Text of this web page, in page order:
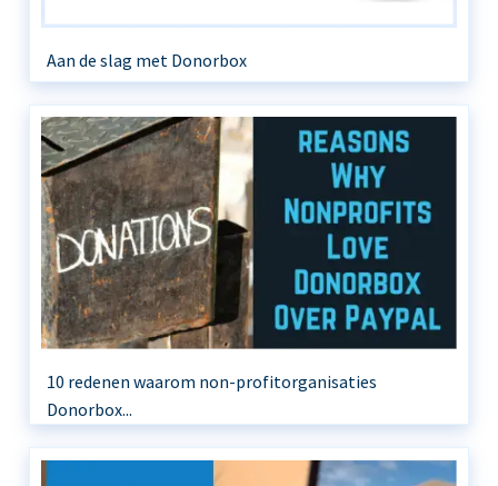
Aan de slag met Donorbox
10 redenen waarom non-profitorganisaties
Donorbox...